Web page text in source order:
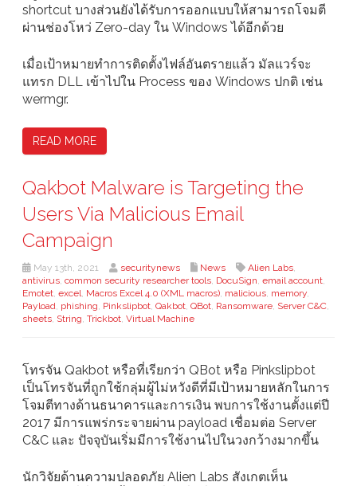
shortcut บางส่วนยังได้รับการออกแบบให้สามารถโจมตี
ผ่านช่องโหว่ Zero-day ใน Windows ได้อีกด้วย
เมื่อเป้าหมายทำการติดตั้งไฟล์อันตรายแล้ว มัลแวร์จะ
แทรก DLL เข้าไปใน Process ของ Windows ปกติ เช่น
wermgr.
READ MORE
Qakbot Malware is Targeting the
Users Via Malicious Email
Campaign
May 13th, 2021 securitynews News Alien Labs,
antivirus, common security researcher tools, DocuSign, email account,
Emotet, excel, Macros Excel 4.0 (XML macros), malicious, memory,
Payload, phishing, Pinkslipbot, Qakbot, QBot, Ransomware, Server C&C,
sheets, String, Trickbot, Virtual Machine
โทรจัน Qakbot หรือที่เรียกว่า QBot หรือ Pinkslipbot
เป็นโทรจันที่ถูกใช้กลุ่มผู้ไม่หวังดีที่มีเป้าหมายหลักในการ
โจมตีทางด้านธนาคารและการเงิน พบการใช้งานตั้งแต่ปี
2017 มีการแพร่กระจายผ่าน payload เชื่อมต่อ Server
C&C และ ปัจจุบันเริ่มมีการใช้งานไปในวงกว้างมากขึ้น
นักวิจัยด้านความปลอดภัย Alien Labs สังเกตเห็น